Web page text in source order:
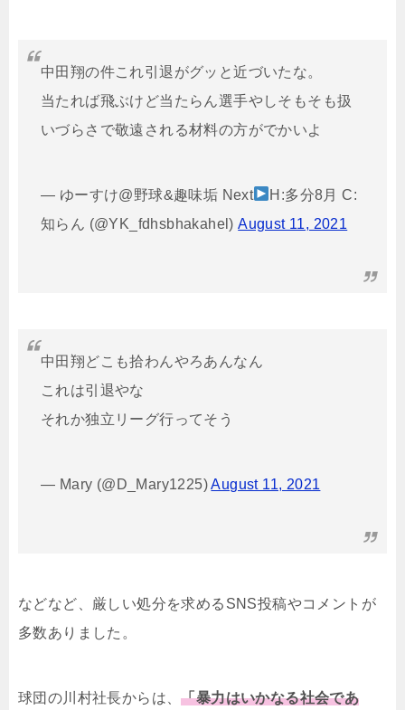
中田翔の件これ引退がグッと近づいたな。
当たれば飛ぶけど当たらん選手やしそもそも扱
いづらさで敬遠される材料の方がでかいよ
— ゆーすけ@野球&趣味垢 Next
H:多分8月 C:
知らん (@YK_fdhsbhakahel)August 11, 2021
中田翔どこも拾わんやろあんなん
これは引退やな
それか独立リーグ行ってそう
— Mary (@D_Mary1225)August 11, 2021
などなど、厳しい処分を求めるSNS投稿やコメントが
多数ありました。
球団の川村社長からは、「暴力はいかなる社会であ